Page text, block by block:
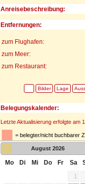
Anreisebeschreibung:
Entfernungen:
zum Flughafen:
zum Meer:
zum Restaurant:
Bilder Lage
Belegungskalender:
Letzte Aktualisierung erfolgte am
= belegter/nicht buchbarer
August 2026
Mo Di Mi Do Fr Sa
1